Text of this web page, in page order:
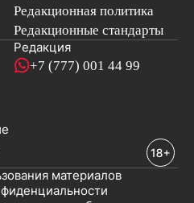
Редакционная политика
Редакционные стандарты
Редакция
+7 (777) 001 44 99
новостей
материалов